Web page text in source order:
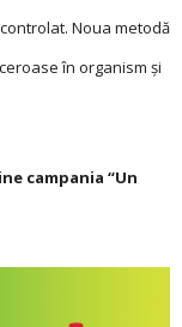
Noua metodă
în organism și
campania “Un